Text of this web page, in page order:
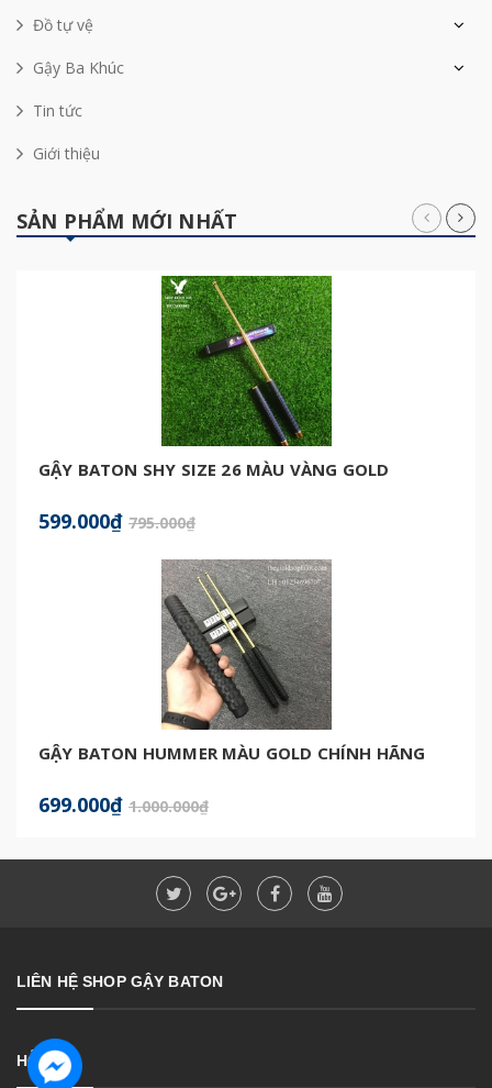
Đồ tự vệ
Gậy Ba Khúc
Tin tức
Giới thiệu
SẢN PHẨM MỚI NHẤT
GẬY BATON SHY SIZE 26 MÀU VÀNG GOLD
599.000₫ 795.000₫
GẬY BATON HUMMER MÀU GOLD CHÍNH HÃNG
699.000₫ 1.000.000₫
LIÊN HỆ SHOP GẬY BATON
HỖ TRỢ